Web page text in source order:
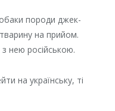
породи джек-
на прийом.
з нею російською.
на українську, ті